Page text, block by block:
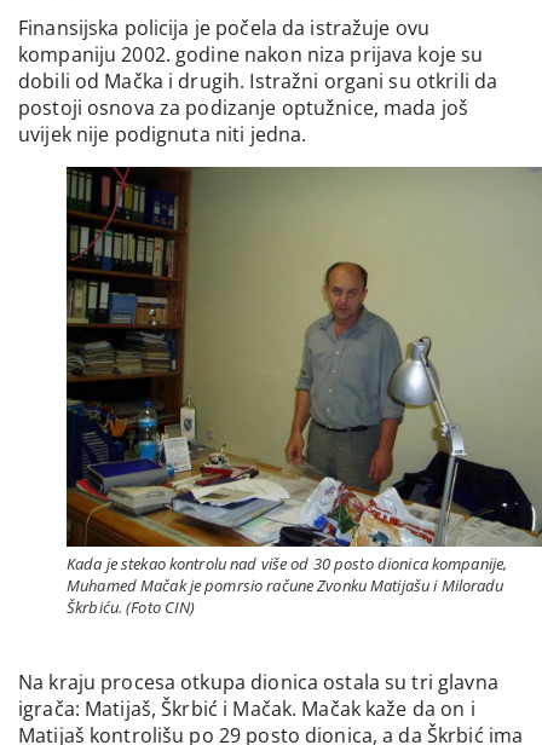
Finansijska policija je počela da istražuje ovu
kompaniju 2002. godine nakon niza prijava koje su
dobili od Mačka i drugih. Istražni organi su otkrili da
postoji osnova za podizanje optužnice, mada još
uvijek nije podignuta niti jedna.
Kada je stekao kontrolu nad više od 30 posto dionica kompanije,
Muhamed Mačak je pomrsio račune Zvonku Matijašu i Miloradu
Škrbiću. (Foto CIN)
Na kraju procesa otkupa dionica ostala su tri glavna
igrača: Matijaš, Škrbić i Mačak. Mačak kaže da on i
Matijaš kontrolišu po 29 posto dionica, a da Škrbić ima